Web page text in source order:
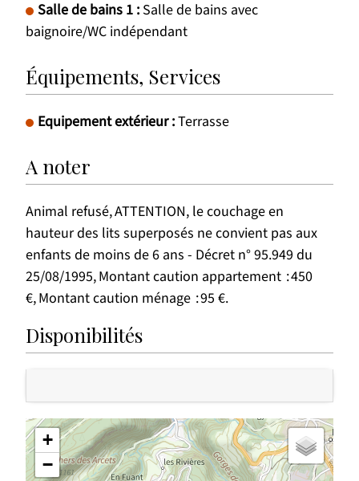
Salle de bains 1 : Salle de bains avec
baignoire/WC indépendant
Équipements, Services
Equipement extérieur:Terrasse
A noter
Animal refusé ATTENTION, le couchage en
hauteur des lits superposés ne convient pas aux
enfants de moins de 6 ans - Décret n° 95.949 du
25/08/1995 Montant caution appartement 450
€ Montant caution ménage 95 €
Disponibilités
+
−